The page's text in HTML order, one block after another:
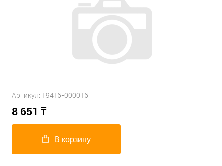
Артикул: 19416-000016
8 651 ₸
В корзину